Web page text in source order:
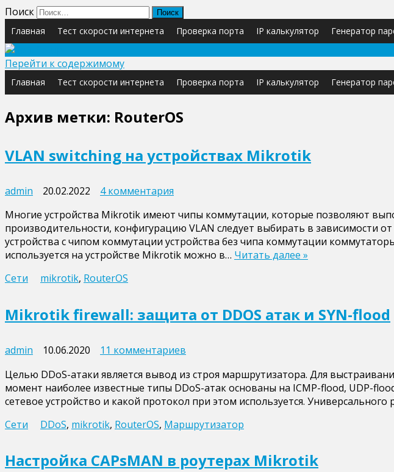
Поиск
Главная Тест скорости интернета Проверка порта IP калькулятор Генератор
Перейти к содержимому
Главная Тест скорости интернета Проверка порта IP калькулятор Генератор
Архив метки: RouterOS
VLAN switching на устройствах Mikrotik
admin 20.02.2022 4 комментария
VLAN
switching
на
устройствах
Многие устройства Mikrotik имеют чипы коммутации, которые позволяют
производительности, конфигурацию VLAN следует выбирать в зависимости
устройства с чипом коммутации устройства без чипа коммутации
используется на устройстве Mikrotik можно в… Читать далее »
Сети
mikrotik, RouterOS
Mikrotik firewall: защита от DDOS атак и SYN-flood
admin 10.06.2020 11 комментариев
Mikrotik
firewall:
защита
DDOS
и
Целью DDoS-атаки является вывод из строя маршрутизатора. Для
момент наиболее известные типы DDoS-атак основаны на ICMP-flood, UDP-
сетевое устройство и какой протокол при этом используется.
Сети
DDoS, mikrotik, RouterOS, Маршрутизатор
Настройка CAPsMAN в роутерах Mikrotik